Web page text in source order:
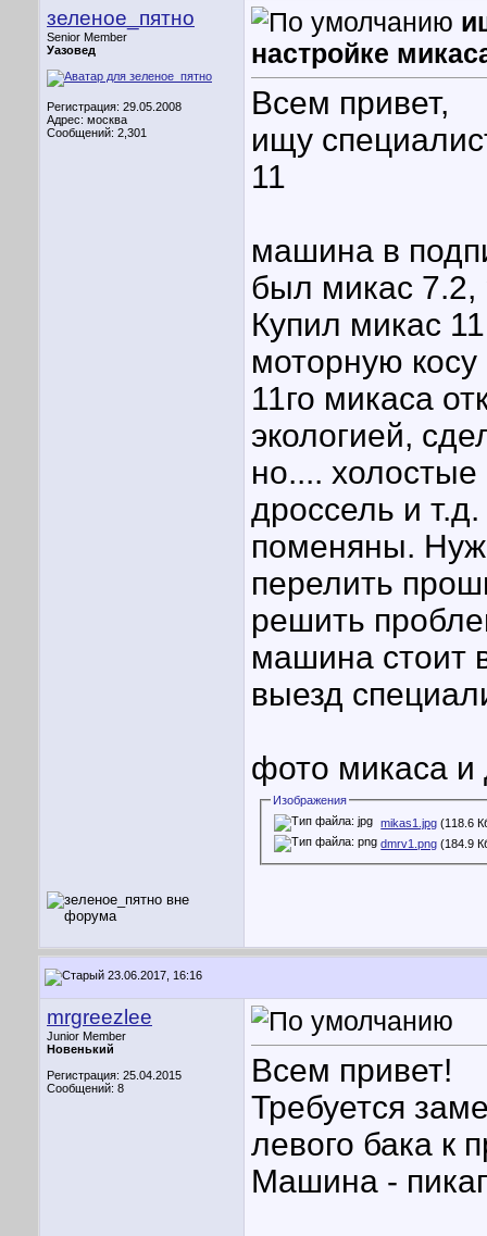
зеленое_пятно
Senior Member
Уазовед
Регистрация: 29.05.2008
Адрес: москва
Сообщений: 2,301
настройке
Всем привет,
ищу
11
машина в
был микас 7.2,
Купил микас
моторную
11го микаса
экологией,
но....
дроссель и
поменяны.
перелить
решить
машина стоит
выезд
фото микаса
Изображения
mikas1.jpg (118.6
dmrv1.png (184.9
23.06.2017, 16:16
mrgreezlee
Junior Member
Новенький
Регистрация: 25.04.2015
Сообщений: 8
Всем привет!
Требуется
левого бака к
Машина -